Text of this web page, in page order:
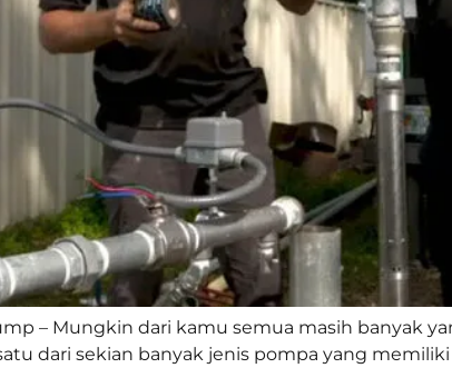
– Mungkin dari kamu semua masih banyak
dari sekian banyak jenis pompa yang